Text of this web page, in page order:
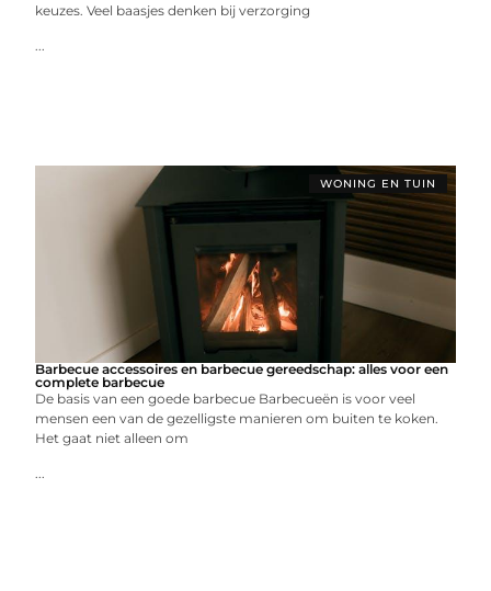
keuzes. Veel baasjes denken bij verzorging
...
WONING EN TUIN
Barbecue accessoires en barbecue gereedschap: alles voor een
complete barbecue
De basis van een goede barbecue Barbecueën is voor veel
mensen een van de gezelligste manieren om buiten te koken.
Het gaat niet alleen om
...